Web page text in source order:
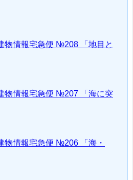
物情報宅急便 №208 「地目と
物情報宅急便 №207 「海に突
物情報宅急便 №206 「海・